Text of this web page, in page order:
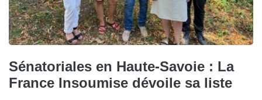
Sénatoriales en Haute-Savoie : La
France Insoumise dévoile sa liste